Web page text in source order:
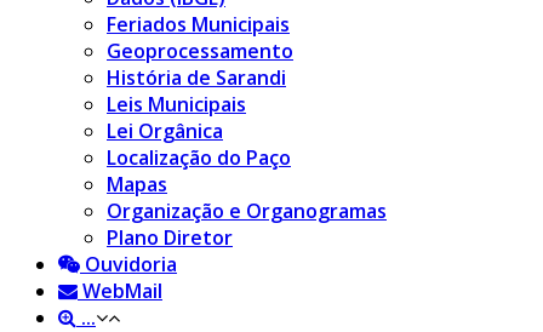
Feriados Municipais
Geoprocessamento
História de Sarandi
Leis Municipais
Lei Orgânica
Localização do Paço
Mapas
Organização e Organogramas
Plano Diretor
Ouvidoria
WebMail
...